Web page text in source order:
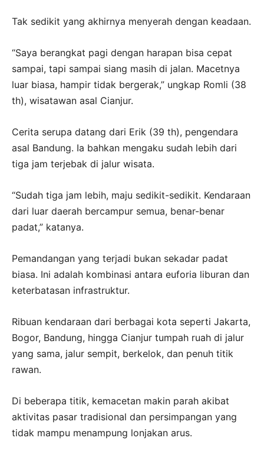
Tak sedikit yang akhirnya menyerah dengan keadaan.
“Saya berangkat pagi dengan harapan bisa cepat
sampai, tapi sampai siang masih di jalan. Macetnya
luar biasa, hampir tidak bergerak,” ungkap Romli (38
th), wisatawan asal Cianjur.
Cerita serupa datang dari Erik (39 th), pengendara
asal Bandung. Ia bahkan mengaku sudah lebih dari
tiga jam terjebak di jalur wisata.
“Sudah tiga jam lebih, maju sedikit-sedikit. Kendaraan
dari luar daerah bercampur semua, benar-benar
padat,” katanya.
Pemandangan yang terjadi bukan sekadar padat
biasa. Ini adalah kombinasi antara euforia liburan dan
keterbatasan infrastruktur.
Ribuan kendaraan dari berbagai kota seperti Jakarta,
Bogor, Bandung, hingga Cianjur tumpah ruah di jalur
yang sama, jalur sempit, berkelok, dan penuh titik
rawan.
Di beberapa titik, kemacetan makin parah akibat
aktivitas pasar tradisional dan persimpangan yang
tidak mampu menampung lonjakan arus.